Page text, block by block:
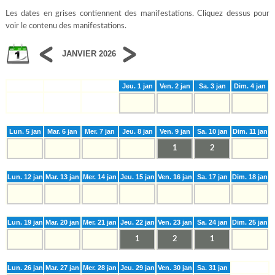
Les dates en grises contiennent des manifestations. Cliquez dessus pour
voir le contenu des manifestations.
JANVIER 2026
Jeu. 1 jan Ven. 2 jan Sa. 3 jan Dim. 4 jan
Lun. 5 jan Mar. 6 jan Mer. 7 jan Jeu. 8 jan Ven. 9 jan Sa. 10 jan Dim. 11 jan
1 2
Lun. 12 jan Mar. 13 jan Mer. 14 jan Jeu. 15 jan Ven. 16 jan Sa. 17 jan Dim. 18 jan
Lun. 19 jan Mar. 20 jan Mer. 21 jan Jeu. 22 jan Ven. 23 jan Sa. 24 jan Dim. 25 jan
1 2 1
Lun. 26 jan Mar. 27 jan Mer. 28 jan Jeu. 29 jan Ven. 30 jan Sa. 31 jan